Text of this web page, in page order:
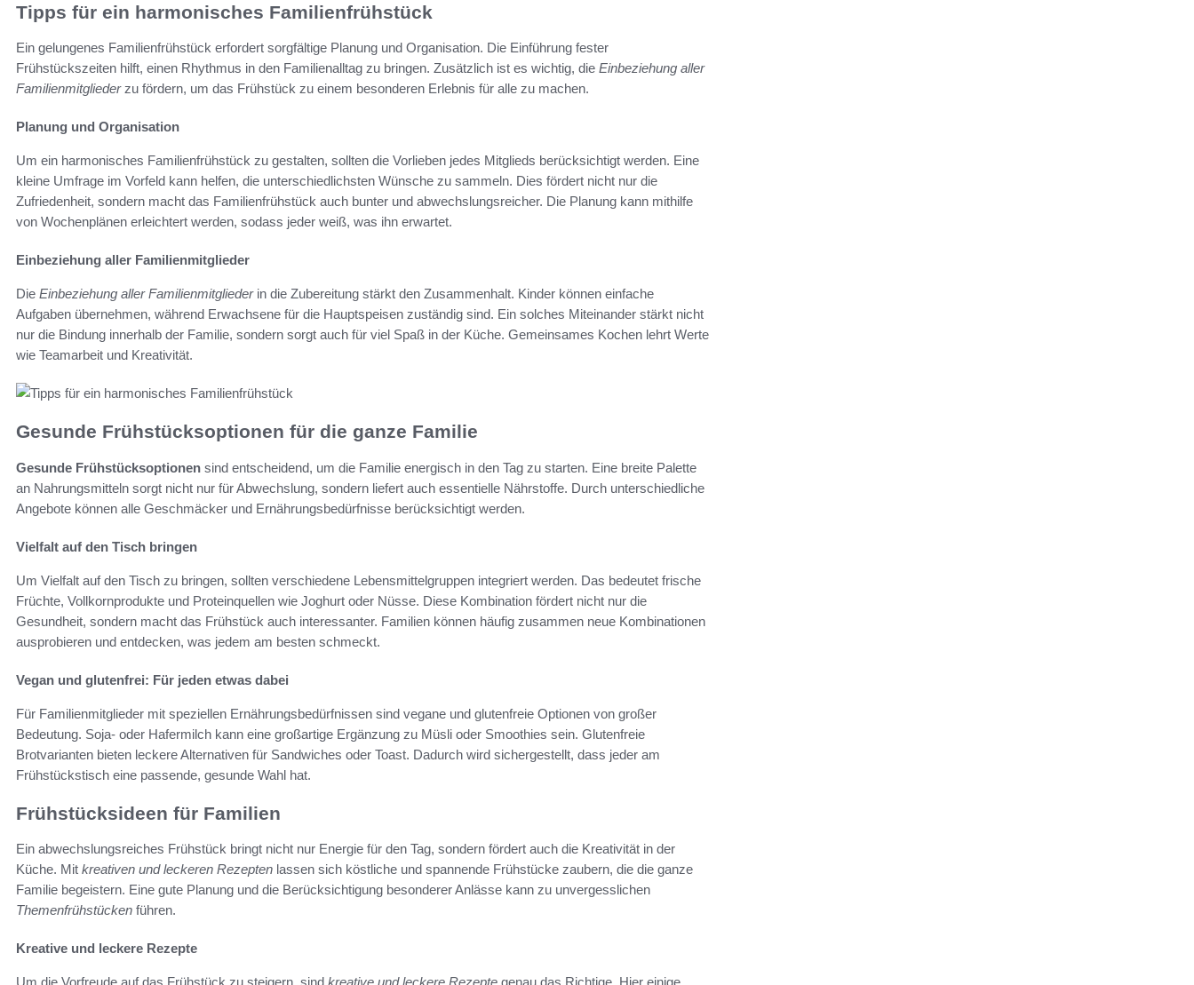
Tipps für ein harmonisches Familienfrühstück
Ein gelungenes Familienfrühstück erfordert sorgfältige Planung und Organisation. Die Einführung fester
Frühstückszeiten hilft, einen Rhythmus in den Familienalltag zu bringen. Zusätzlich ist es wichtig, die Einbeziehung aller
Familienmitgliederzu fördern, um das Frühstück zu einem besonderen Erlebnis für alle zu machen.
Planung und Organisation
Um ein harmonisches Familienfrühstück zu gestalten, sollten die Vorlieben jedes Mitglieds berücksichtigt werden. Eine
kleine Umfrage im Vorfeld kann helfen, die unterschiedlichsten Wünsche zu sammeln. Dies fördert nicht nur die
Zufriedenheit, sondern macht das Familienfrühstück auch bunter und abwechslungsreicher. Die Planung kann mithilfe
von Wochenplänen erleichtert werden, sodass jeder weiß, was ihn erwartet.
Einbeziehung aller Familienmitglieder
Die Einbeziehung aller Familienmitgliederin die Zubereitung stärkt den Zusammenhalt. Kinder können einfache
Aufgaben übernehmen, während Erwachsene für die Hauptspeisen zuständig sind. Ein solches Miteinander stärkt nicht
nur die Bindung innerhalb der Familie, sondern sorgt auch für viel Spaß in der Küche. Gemeinsames Kochen lehrt Werte
wie Teamarbeit und Kreativität.
Gesunde Frühstücksoptionen für die ganze Familie
Gesunde Frühstücksoptionen sind entscheidend, um die Familie energisch in den Tag zu starten. Eine breite Palette
an Nahrungsmitteln sorgt nicht nur für Abwechslung, sondern liefert auch essentielle Nährstoffe. Durch unterschiedliche
Angebote können alle Geschmäcker und Ernährungsbedürfnisse berücksichtigt werden.
Vielfalt auf den Tisch bringen
Um Vielfalt auf den Tisch zu bringen, sollten verschiedene Lebensmittelgruppen integriert werden. Das bedeutet frische
Früchte, Vollkornprodukte und Proteinquellen wie Joghurt oder Nüsse. Diese Kombination fördert nicht nur die
Gesundheit, sondern macht das Frühstück auch interessanter. Familien können häufig zusammen neue Kombinationen
ausprobieren und entdecken, was jedem am besten schmeckt.
Vegan und glutenfrei: Für jeden etwas dabei
Für Familienmitglieder mit speziellen Ernährungsbedürfnissen sind vegane und glutenfreie Optionen von großer
Bedeutung. Soja- oder Hafermilch kann eine großartige Ergänzung zu Müsli oder Smoothies sein. Glutenfreie
Brotvarianten bieten leckere Alternativen für Sandwiches oder Toast. Dadurch wird sichergestellt, dass jeder am
Frühstückstisch eine passende, gesunde Wahl hat.
Frühstücksideen für Familien
Ein abwechslungsreiches Frühstück bringt nicht nur Energie für den Tag, sondern fördert auch die Kreativität in der
Küche. Mit kreativen und leckeren Rezepten lassen sich köstliche und spannende Frühstücke zaubern, die die ganze
Familie begeistern. Eine gute Planung und die Berücksichtigung besonderer Anlässe kann zu unvergesslichen
Themenfrühstücken führen.
Kreative und leckere Rezepte